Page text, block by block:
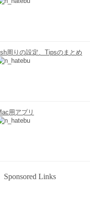
周りの設定、Tipsのまとめ
用アプリ
Sponsored Links